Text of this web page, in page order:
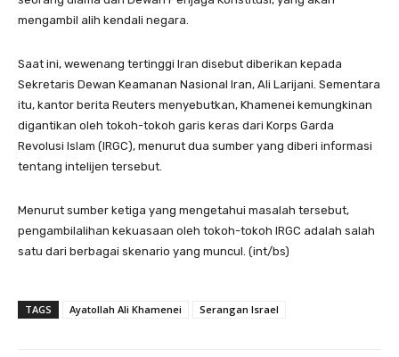
mengambil alih kendali negara.
Saat ini, wewenang tertinggi Iran disebut diberikan kepada
Sekretaris Dewan Keamanan Nasional Iran, Ali Larijani. Sementara
itu, kantor berita Reuters menyebutkan, Khamenei kemungkinan
digantikan oleh tokoh-tokoh garis keras dari Korps Garda
Revolusi Islam (IRGC), menurut dua sumber yang diberi informasi
tentang intelijen tersebut.
Menurut sumber ketiga yang mengetahui masalah tersebut,
pengambilalihan kekuasaan oleh tokoh-tokoh IRGC adalah salah
satu dari berbagai skenario yang muncul. (int/bs)
TAGS Ayatollah Ali Khamenei Serangan Israel